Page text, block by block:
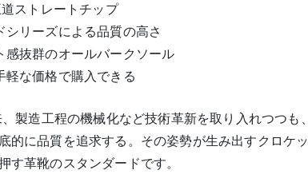
ストレートチップ
リーズによる品質の高さ
感抜群のオールバークソール
軽な価格で購入できる
製造工程の機械化など技術革新を取り入れつつも
的に品質を追求する。その姿勢が生み出すクロケ
す革靴のスタンダードです。